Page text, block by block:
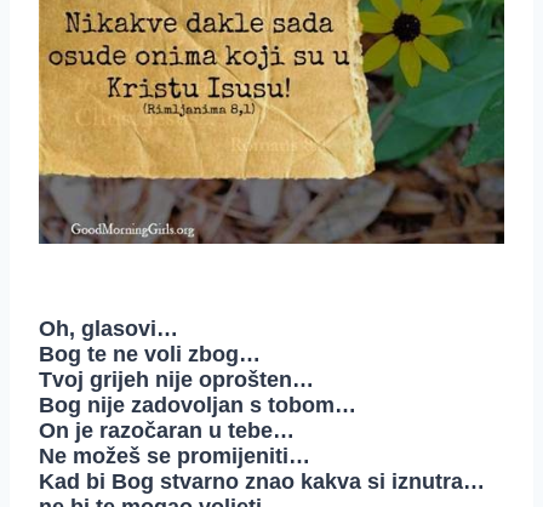
Oh, glasovi…
Bog te ne voli zbog…
Tvoj grijeh nije oprošten…
Bog nije zadovoljan s tobom…
On je razočaran u tebe…
Ne možeš se promijeniti…
Kad bi Bog stvarno znao kakva si iznutra…